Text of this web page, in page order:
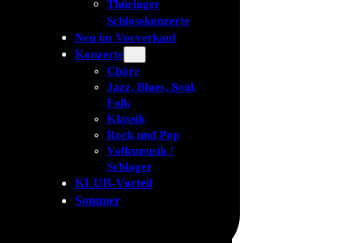
Thüringer
Schlosskonzerte
Neu im Vorverkauf
Konzerte
Chöre
Jazz, Blues, Soul,
Folk
Klassik
Rock und Pop
Volksmusik /
Schlager
KLUB-Vorteil
Sommer